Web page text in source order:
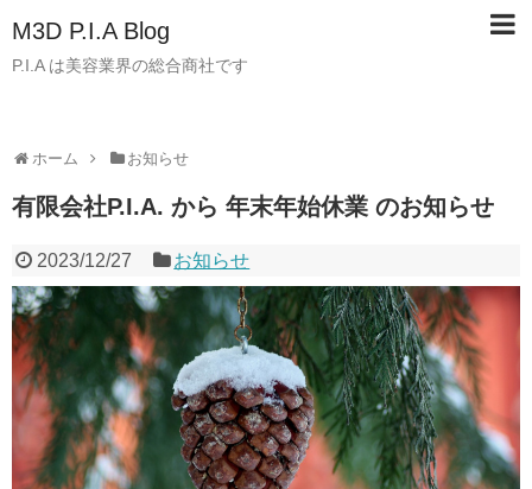
M3D P.I.A Blog
P.I.A は美容業界の総合商社です
ホーム お知らせ
有限会社P.I.A. から 年末年始休業 のお知らせ
2023/12/27 お知らせ